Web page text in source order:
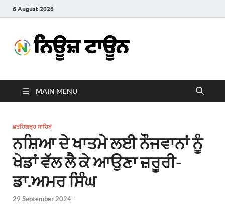
6 August 2026
Town
MAIN MENU
ਫ਼ਤਹਿਗੜ੍ਹ ਸਾਹਿਬ
ਨਸ਼ਿਆ ਦੇ ਖਾਤਮੇ ਲਈ ਨੌਜਵਾਨਾਂ ਨੂੰ
ਖੇਡਾਂ ਵੱਲ ਲੈ ਕੇ ਆਉਣਾ ਜ਼ਰੂਰੀ-
ਡਾ.ਅਮਰ ਸਿੰਘ
29 September 2024 -